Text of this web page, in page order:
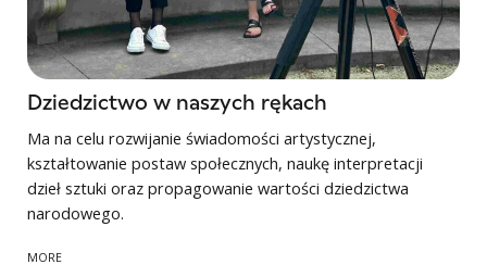
Dziedzictwo w naszych rękach
Ma na celu rozwijanie świadomości artystycznej,
kształtowanie postaw społecznych, naukę interpretacji
dzieł sztuki oraz propagowanie wartości dziedzictwa
narodowego.
MORE